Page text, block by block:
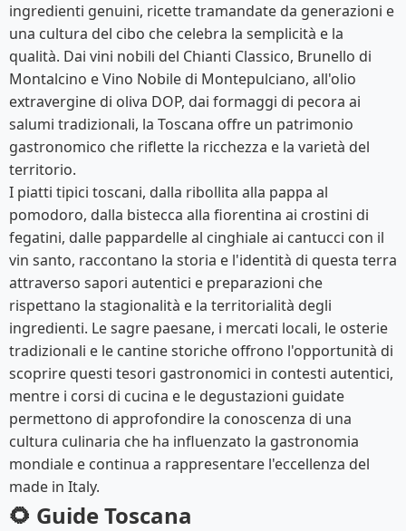
ingredienti genuini, ricette tramandate da generazioni e
una cultura del cibo che celebra la semplicità e la
qualità. Dai vini nobili del Chianti Classico, Brunello di
Montalcino e Vino Nobile di Montepulciano, all'olio
extravergine di oliva DOP, dai formaggi di pecora ai
salumi tradizionali, la Toscana offre un patrimonio
gastronomico che riflette la ricchezza e la varietà del
territorio.
I piatti tipici toscani, dalla ribollita alla pappa al
pomodoro, dalla bistecca alla fiorentina ai crostini di
fegatini, dalle pappardelle al cinghiale ai cantucci con il
vin santo, raccontano la storia e l'identità di questa terra
attraverso sapori autentici e preparazioni che
rispettano la stagionalità e la territorialità degli
ingredienti. Le sagre paesane, i mercati locali, le osterie
tradizionali e le cantine storiche offrono l'opportunità di
scoprire questi tesori gastronomici in contesti autentici,
mentre i corsi di cucina e le degustazioni guidate
permettono di approfondire la conoscenza di una
cultura culinaria che ha influenzato la gastronomia
mondiale e continua a rappresentare l'eccellenza del
made in Italy.
🌻 Guide Toscana